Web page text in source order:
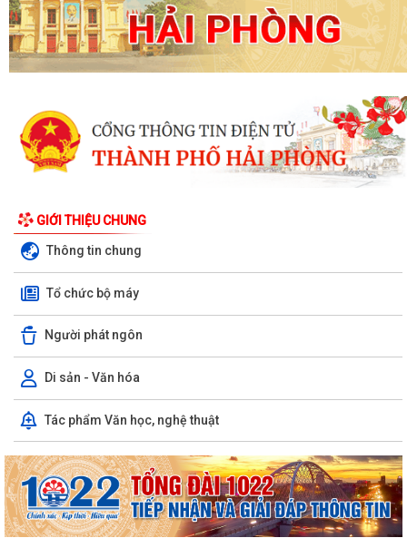
GIỚI THIỆU CHUNG
Thông tin chung
Tổ chức bộ máy
Người phát ngôn
Di sản - Văn hóa
Tác phẩm Văn học, nghệ thuật